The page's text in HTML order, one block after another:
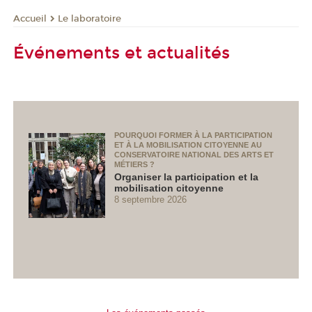
Accueil Le laboratoire
Événements et actualités
POURQUOI FORMER À LA PARTICIPATION
ET À LA MOBILISATION CITOYENNE AU
CONSERVATOIRE NATIONAL DES ARTS ET
MÉTIERS ?
Organiser la participation et la
mobilisation citoyenne
8 septembre 2026